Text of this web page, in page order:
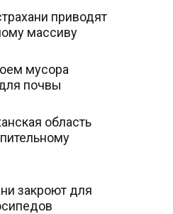
приводят
массиву
мусора
почвы
область
закроют для